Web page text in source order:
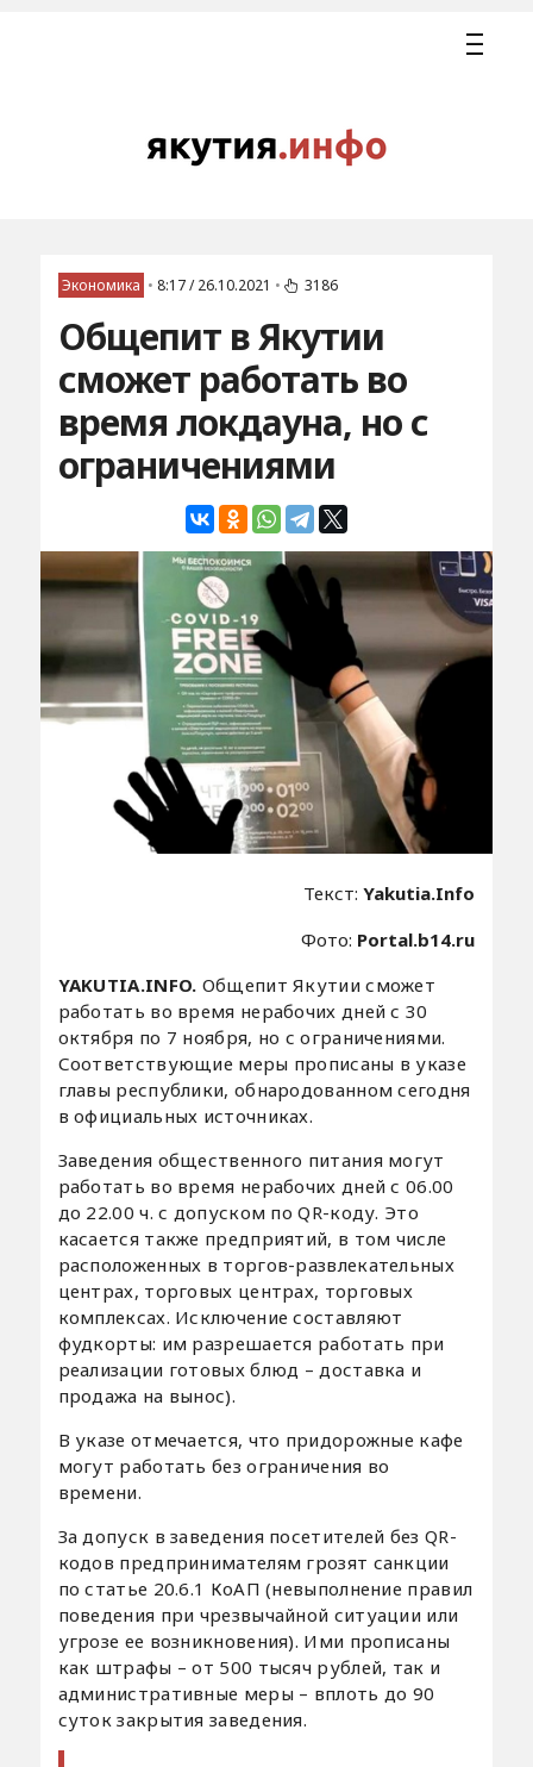
Экономика • 8:17 / 26.10.2021 • 3186
Общепит в Якутии
сможет работать во
время локдауна, но с
ограничениями
Текст:Yakutia.Info
Фото: Portal.b14.ru
YAKUTIA.INFO. Общепит Якутии сможет
работать во время нерабочих дней с 30
октября по 7 ноября, но с ограничениями.
Соответствующие меры прописаны в указе
главы республики, обнародованном сегодня
в официальных источниках.
Заведения общественного питания могут
работать во время нерабочих дней с 06.00
до 22.00 ч. с допуском по QR-коду. Это
касается также предприятий, в том числе
расположенных в торгов-развлекательных
центрах, торговых центрах, торговых
комплексах. Исключение составляют
фудкорты: им разрешается работать при
реализации готовых блюд – доставка и
продажа на вынос).
В указе отмечается, что придорожные кафе
могут работать без ограничения во
времени.
За допуск в заведения посетителей без QR-
кодов предпринимателям грозят санкции
по статье 20.6.1 КоАП (невыполнение правил
поведения при чрезвычайной ситуации или
угрозе ее возникновения). Ими прописаны
как штрафы – от 500 тысяч рублей, так и
административные меры – вплоть до 90
суток закрытия заведения.